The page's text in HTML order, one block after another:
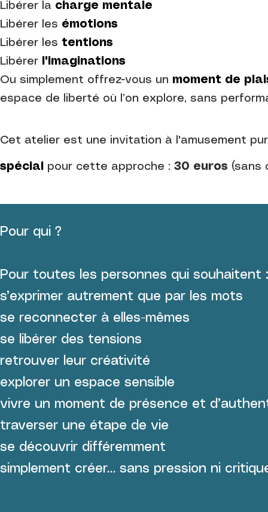
Libérer la charge mentale
Libérer les émotions
Libérer les tentions
Libérer
l'imaginations
Ou simplement offrez-vous un moment de
espace de liberté où l’on explore, sans
Cet atelier est une invitation à l'amusement
spécial pour cette approche : 30 euros (sans
Pour qui ?
Pour toutes les personnes qui souhaitent :
s’exprimer autrement que par les mots
se reconnecter à elles-mêmes
se libérer des tensions
retrouver leur créativité
explorer un espace sensible
vivre un moment de présence et
traverser une étape de vie
se découvrir différemment
simplement créer… sans pression ni